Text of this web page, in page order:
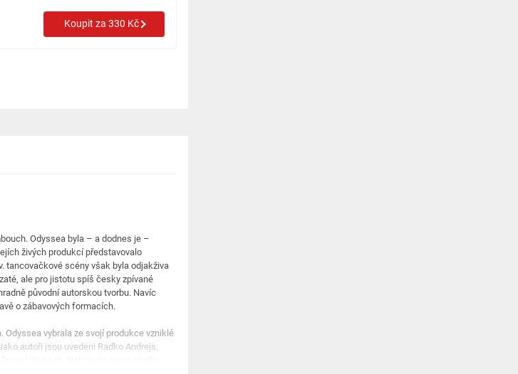
Koupit za 330 Kč
Odyssea byla – a dodnes je –
živých produkcí představovalo
tancovačkové scény však byla odjakživa
ale pro jistotu spíš česky zpívané
původní autorskou tvorbu. Navíc
o zábavových formacích.
vybrala ze svojí produkce vzniklé
autoři jsou uvedeni Radko Andrejs,